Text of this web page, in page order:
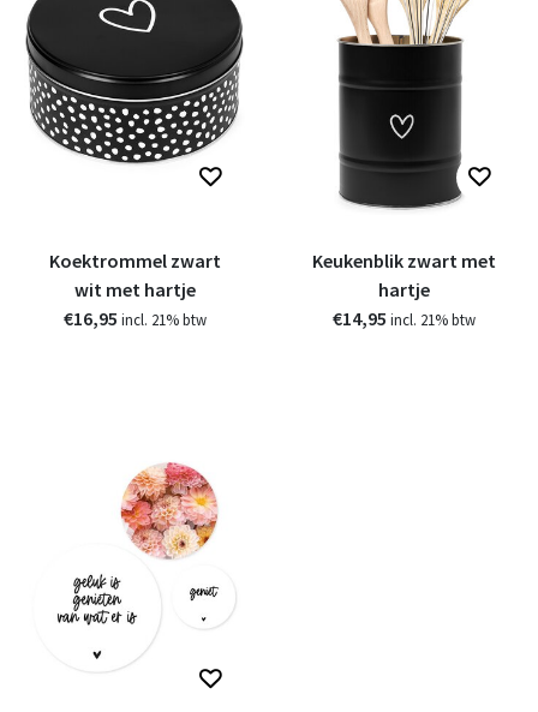
Koektrommel zwart
wit met hartje
€16,95 incl. 21% btw
Keukenblik zwart met
hartje
€14,95 incl. 21% btw